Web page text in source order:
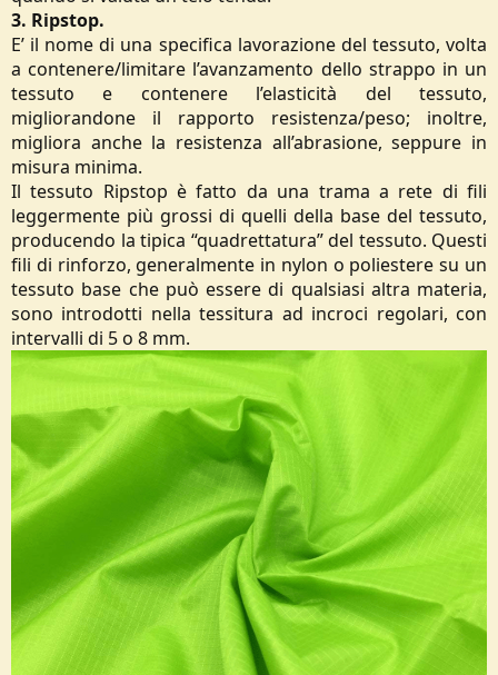
3. Ripstop.
E’ il nome di una specifica lavorazione del tessuto, volta
a contenere/limitare l’avanzamento dello strappo in un
tessuto e contenere l’elasticità del tessuto,
migliorandone il rapporto resistenza/peso; inoltre,
migliora anche la resistenza all’abrasione, seppure in
misura minima.
Il tessuto Ripstop è fatto da una trama a rete di fili
leggermente più grossi di quelli della base del tessuto,
producendo la tipica “quadrettatura” del tessuto. Questi
fili di rinforzo, generalmente in nylon o poliestere su un
tessuto base che può essere di qualsiasi altra materia,
sono introdotti nella tessitura ad incroci regolari, con
intervalli di 5 o 8 mm.